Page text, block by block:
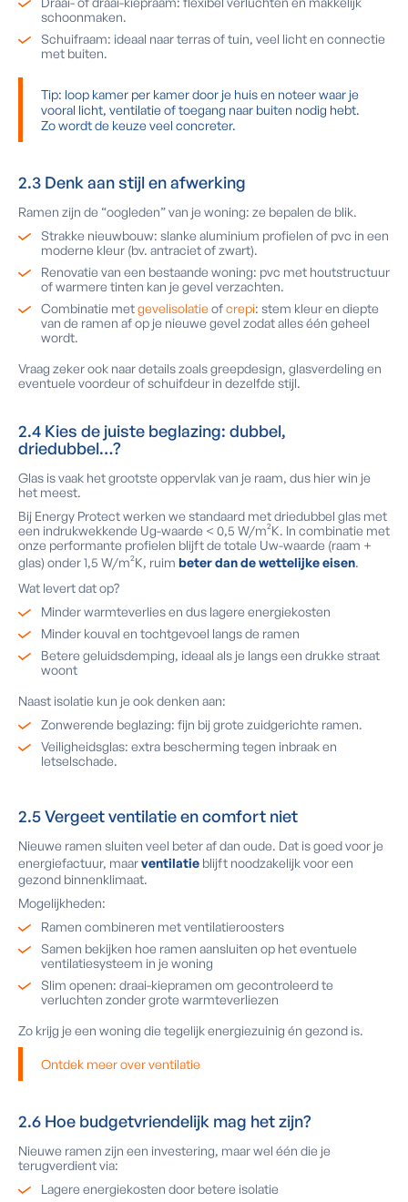
schoonmaken.
Schuifraam: ideaal naar terras of tuin, veel licht en connectie
met buiten.
Tip: loop kamer per kamer door je huis en noteer waar je
vooral licht, ventilatie of toegang naar buiten nodig hebt.
Zo wordt de keuze veel concreter.
2.3 Denk aan stijl en afwerking
Ramen zijn de “oogleden” van je woning: ze bepalen de blik.
Strakke nieuwbouw: slanke aluminium profielen of pvc in een
moderne kleur (bv. antraciet of zwart).
Renovatie van een bestaande woning: pvc met houtstructuur
of warmere tinten kan je gevel verzachten.
Combinatie metgevelisolatieofcrepi: stem kleur en diepte
van de ramen af op je nieuwe gevel zodat alles één geheel
wordt.
Vraag zeker ook naar details zoals greepdesign, glasverdeling en
eventuele voordeur of schuifdeur in dezelfde stijl.
2.4 Kies de juiste beglazing: dubbel,
driedubbel…?
Glas is vaak het grootste oppervlak van je raam, dus hier win je
het meest.
Bij Energy Protect werken we standaard met driedubbel glas met
een indrukwekkende Ug-waarde < 0,5 W/m²K. In combinatie met
onze performante profielen blijft de totale Uw-waarde (raam +
glas) onder 1,5 W/m²K, ruim beter dan de wettelijke eisen.
Wat levert dat op?
Minder warmteverlies en dus lagere energiekosten
Minder kouval en tochtgevoel langs de ramen
Betere geluidsdemping, ideaal als je langs een drukke straat
woont
Naast isolatie kun je ook denken aan:
Zonwerende beglazing: fijn bij grote zuidgerichte ramen.
Veiligheidsglas: extra bescherming tegen inbraak en
letselschade.
2.5 Vergeet ventilatie en comfort niet
Nieuwe ramen sluiten veel beter af dan oude. Dat is goed voor je
energiefactuur, maarventilatie blijft noodzakelijk voor een
gezond binnenklimaat.
Mogelijkheden:
Ramen combineren met ventilatieroosters
Samen bekijken hoe ramen aansluiten op het eventuele
ventilatiesysteem in je woning
Slim openen: draai-kiepramen om gecontroleerd te
verluchten zonder grote warmteverliezen
Zo krijg je een woning die tegelijk energiezuinig én gezond is.
Ontdek meer over ventilatie
2.6 Hoe budgetvriendelijk mag het zijn?
Nieuwe ramen zijn een investering, maar wel één die je
terugverdient via:
Lagere energiekosten door betere isolatie